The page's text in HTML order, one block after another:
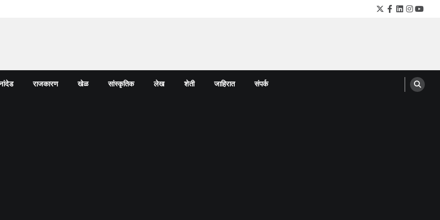
Twitter
Facebook
LinkedIn
राजकारण खेळ सांस्कृतिक लेख शेती जाहिरात संपर्क